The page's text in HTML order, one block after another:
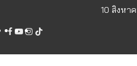
content
10 สิงหา
facebook
youtube
instagram
tiktok